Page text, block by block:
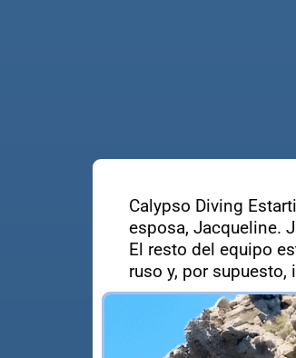
Calypso Diving
esposa, Jacqueline.
El resto del equipo
ruso y, por supuesto,